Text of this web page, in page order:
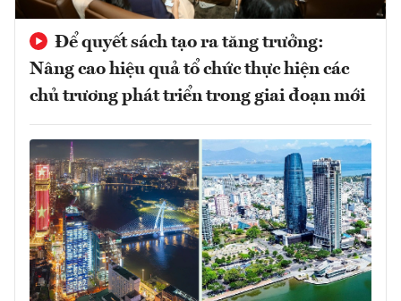
Để quyết sách tạo ra tăng trưởng:
Nâng cao hiệu quả tổ chức thực hiện các
chủ trương phát triển trong giai đoạn mới